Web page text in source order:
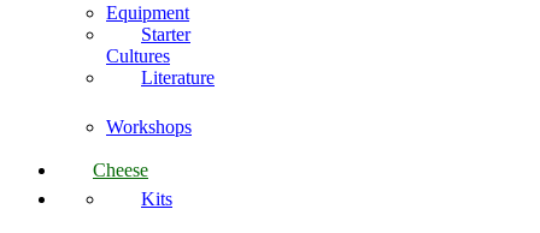
Equipment
Starter
Cultures
Literature
Workshops
Cheese
Kits